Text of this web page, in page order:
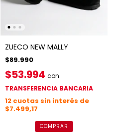
ZUECO NEW MALLY
$89.990
$53.994 con
TRANSFERENCIA BANCARIA
12 cuotas sin interés de
$7.499,17
COMPRAR